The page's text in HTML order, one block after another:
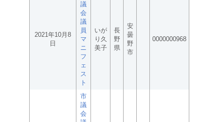
2021年10月8
日
議
会
議
員
マ
ニ
フ
ェ
ス
ト
いが
り久
美子
長
野
県
安
曇
野
市
0000000968
市
議
会